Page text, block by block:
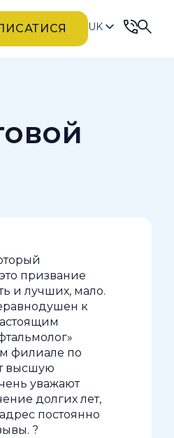
UK
призвание
и лучших, мало.
к
филиале по
высшую
уважают
долгих лет,
постоянно
?